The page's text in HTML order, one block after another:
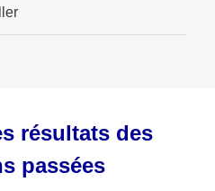
résultats des
passées